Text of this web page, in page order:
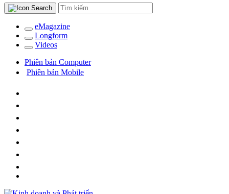
eMagazine
Longform
Videos
Phiên bản Computer
Phiên bản Mobile